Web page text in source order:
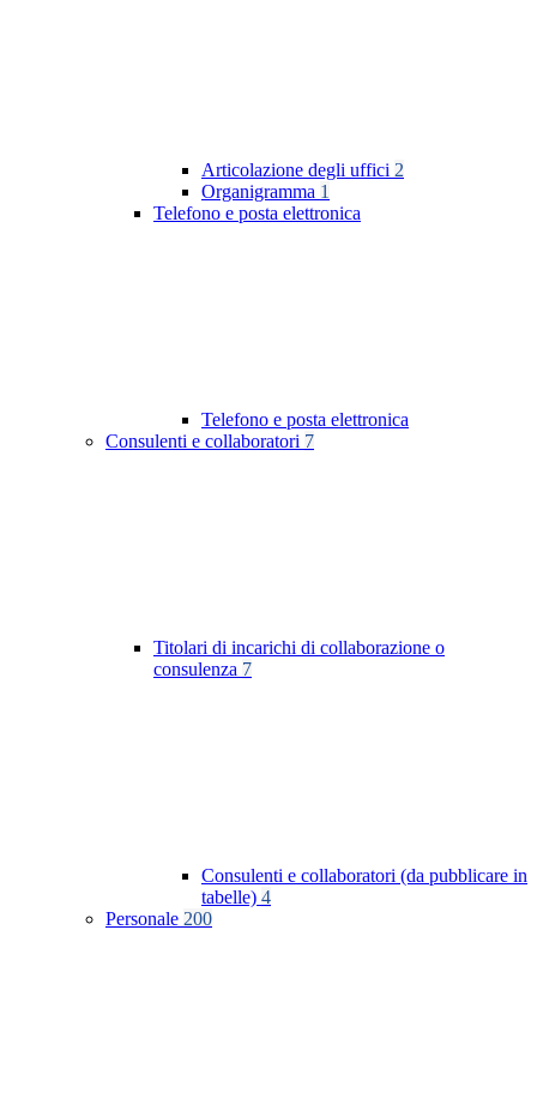
Articolazione degli uffici 2
Organigramma 1
Telefono e posta elettronica
Telefono e posta elettronica
Consulenti e collaboratori 7
Titolari di incarichi di collaborazione o
consulenza 7
Consulenti e collaboratori (da pubblicare in
tabelle) 4
Personale 200